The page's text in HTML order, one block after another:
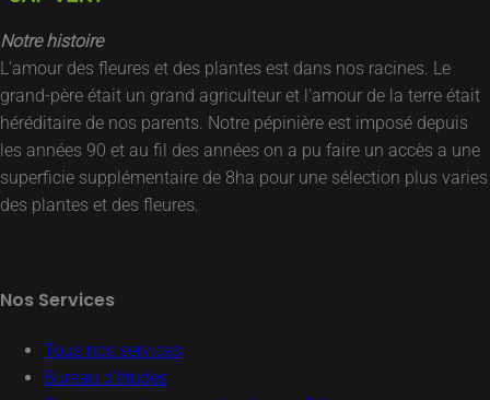
Notre histoire
L’amour des fleures et des plantes est dans nos racines. Le
grand-père était un grand agriculteur et l’amour de la terre était
héréditaire de nos parents. Notre pépinière est imposé depuis
les années 90 et au fil des années on a pu faire un accès a une
superficie supplémentaire de 8ha pour une sélection plus varies
des plantes et des fleures.
Nos Services
Tous nos services
Bureau d’études